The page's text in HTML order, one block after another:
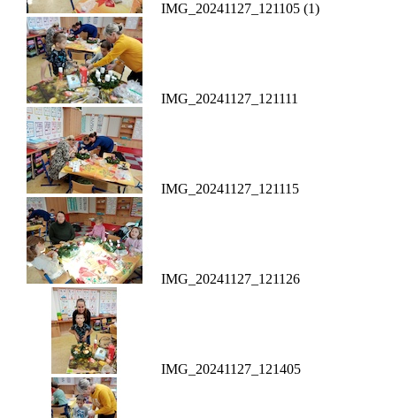
IMG_20241127_121105 (1)
IMG_20241127_121111
IMG_20241127_121115
IMG_20241127_121126
IMG_20241127_121405